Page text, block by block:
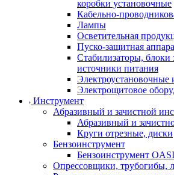
коробки установочные
Кабельно-
Лампы
Осветительная
Пуско-защитная
Стабилизаторы,
источники питания
Электроустановочные
Электрощитовое
Инструмент
Абразивный и зачистной
Абразивный и
Круги отрезные, диски
Бензоинструмент
Бензоинструмент
Опрессовщики, трубогибы,